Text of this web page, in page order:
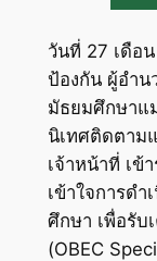
วันที่ 27 เดือ
ป้องกัน ผู้อำน
มัธยมศึกษาแ
นิเทศติดตาม
เจ้าหน้าที่ เข้
เข้าใจการด
ศึกษา เพื่อรับ
(OBEC